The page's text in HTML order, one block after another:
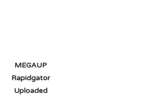
MEGAUP
Rapidgator
Uploaded